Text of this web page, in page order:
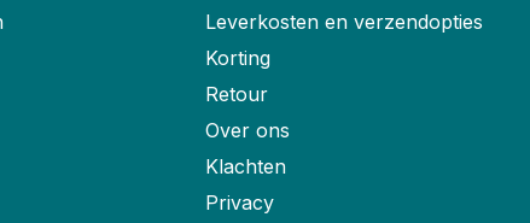
Leverkosten en verzendopties
Korting
Retour
Over ons
Klachten
Privacy